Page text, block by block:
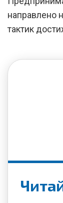
направлено
тактик